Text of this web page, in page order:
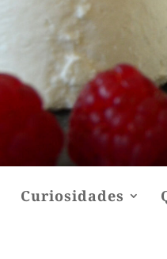
Curiosidades